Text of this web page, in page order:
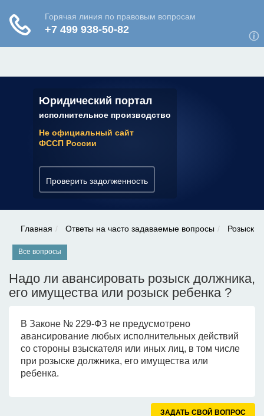
Юридический портал
исполнительное производство
Не официальный сайт
ФССП России
Проверить задолженность
✆ 7 (800) 350-22-64
Главная Ответы на часто задаваемые вопросы Розыск
Все вопросы
Надо ли авансировать розыск должника,
его имущества или розыск ребенка ?
В Законе № 229-ФЗ не предусмотрено
авансирование любых исполнительных действий
со стороны взыскателя или иных лиц, в том числе
при розыске должника, его имущества или
ребенка.